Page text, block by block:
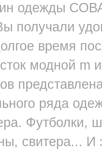
одежды
получали
время
сток модной
ряда
Футболки,
свитера...